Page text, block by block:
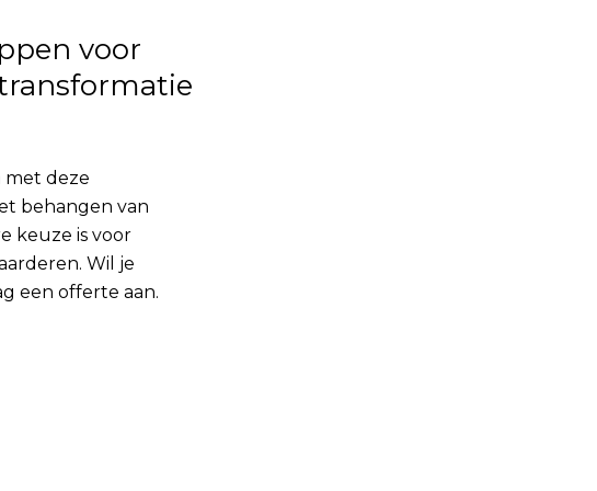
voor
met deze
behangen van
keuze is voor
Wil je
een offerte aan.